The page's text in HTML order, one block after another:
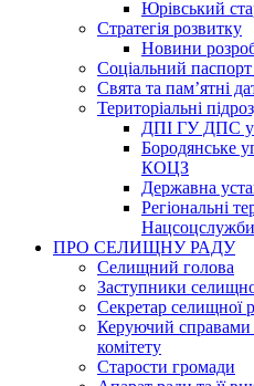
Юрівський
Стратегія розвитку
Новини
Соціальний
Свята та пам’ятні
Територіальні
ДПІ ГУ ДПС у
Бородянське
КОЦЗ
Державна
Регіональні
Нацсоцслужби
ПРО СЕЛИЩНУ РАДУ
Селищний голова
Заступники
Секретар селищної
Керуючий справами
комітету
Старости громади